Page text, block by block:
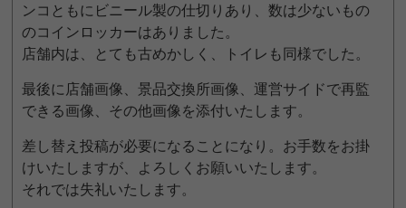
ンコともにビニール製の仕切りあり、数は少ないもの
のコインロッカーはありました。
店舗内は、とても古めかしく、トイレも同様でした。
最後に店舗画像、景品交換所画像、運営サイドで再監
できる画像、その他画像を添付いたします。
差し替え投稿が必要になることになり。お手数をお掛
けいたしますが、よろしくお願いいたします。
それでは失礼いたします。